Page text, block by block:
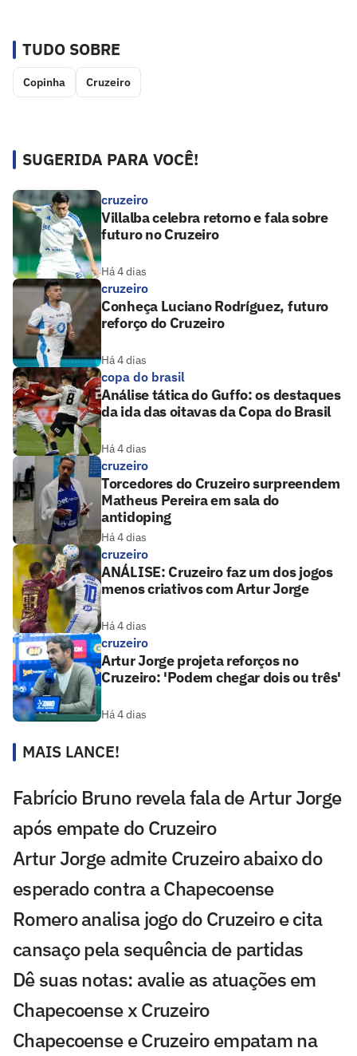
TUDO SOBRE
Copinha Cruzeiro
SUGERIDA PARA VOCÊ!
cruzeiro
Villalba celebra retorno e fala sobre
futuro no Cruzeiro
Há 4 dias
cruzeiro
Conheça Luciano Rodríguez, futuro
reforço do Cruzeiro
Há 4 dias
copa do brasil
Análise tática do Guffo: os destaques
da ida das oitavas da Copa do Brasil
Há 4 dias
cruzeiro
Torcedores do Cruzeiro surpreendem
Matheus Pereira em sala do
antidoping
Há 4 dias
cruzeiro
ANÁLISE: Cruzeiro faz um dos jogos
menos criativos com Artur Jorge
Há 4 dias
cruzeiro
Artur Jorge projeta reforços no
Cruzeiro: 'Podem chegar dois ou três'
Há 4 dias
MAIS LANCE!
Fabrício Bruno revela fala de Artur Jorge
após empate do Cruzeiro
Artur Jorge admite Cruzeiro abaixo do
esperado contra a Chapecoense
Romero analisa jogo do Cruzeiro e cita
cansaço pela sequência de partidas
Dê suas notas: avalie as atuações em
Chapecoense x Cruzeiro
Chapecoense e Cruzeiro empatam na